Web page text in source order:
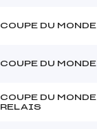
COUPE DU MONDE
COUPE DU MONDE
COUPE DU MONDE
RELAIS